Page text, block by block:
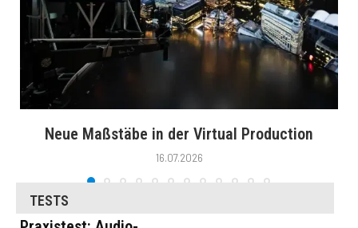
Neue Maßstäbe in der Virtual Production
16.07.2026
TESTS